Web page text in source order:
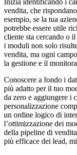
Inizia identificando i
vendita, che
esempio, se la tua
potrebbe essere utile
cliente sta cercando o
i moduli non solo
vendita, ma ogni
la gestione e il
Conoscere a fondo i
più adatto per il tuo
da zero e aggiungere i
personalizzazione
un ordine logico di
l’ottimizzazione dei
della pipeline di
più efficace dei lead,